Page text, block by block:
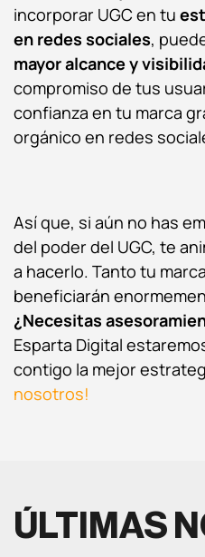
incorporar UGC en tu
en redes sociales,
mayor alcance y
compromiso de tus
confianza en tu marca
orgánico en redes
Así que, si aún no has
del poder del UGC, te
a hacerlo. Tanto tu
beneficiarán
¿Necesitas
Esparta Digital
contigo la mejor
nosotros!
ÚLTIMAS